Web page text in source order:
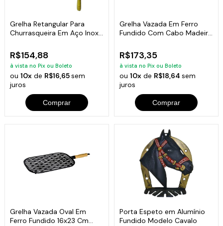
Grelha Retangular Para
Churrasqueira Em Aço Inox
R$154,88
à vista no Pix ou Boleto
ou10x de R$16,65sem
juros
Comprar
Grelha Vazada Em Ferro
Fundido Com Cabo Madeira
R$173,35
à vista no Pix ou Boleto
ou 10xde R$18,64 sem
juros
Comprar
Grelha Vazada Oval Em
Ferro Fundido 16x23 Cm
Porta Espeto em Alumínio
Fundido Modelo Cavalo